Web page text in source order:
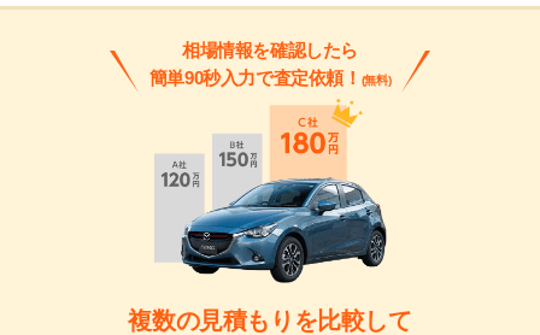
相場情報を確認したら
簡単90秒入力で査定依頼！ (無料)
複数の見積もりを比較して